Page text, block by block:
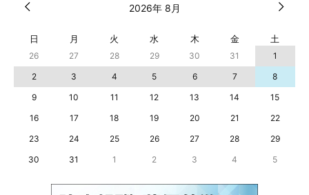
2026年 8月
日 月 火 水 木 金 土
26 27 28 29 30 31
1
2
3 4 5 6 7
8
9
10 11 12 13 14
15
16
17 18 19 20 21
22
23
24 25 26 27 28
29
30
31 1 2 3 4 5